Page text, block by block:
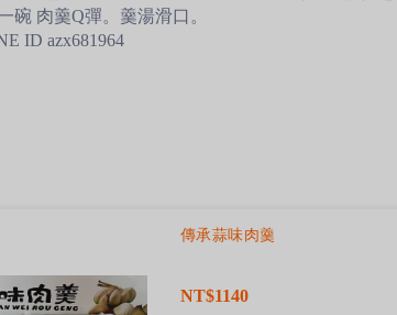
碗 肉羹Q彈。羹湯滑口。
ID azx681964
傳承蒜味肉羹
NT$1140